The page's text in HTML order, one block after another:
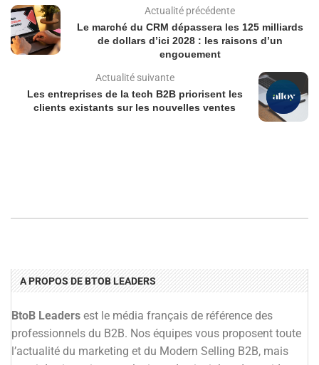
Actualité précédente
Le marché du CRM dépassera les 125 milliards
de dollars d’ici 2028 : les raisons d’un
engouement
Actualité suivante
Les entreprises de la tech B2B priorisent les
clients existants sur les nouvelles ventes
A PROPOS DE BTOB LEADERS
BtoB Leaders est le média français de référence des
professionnels du B2B. Nos équipes vous proposent toute
l’actualité du marketing et du Modern Selling B2B, mais